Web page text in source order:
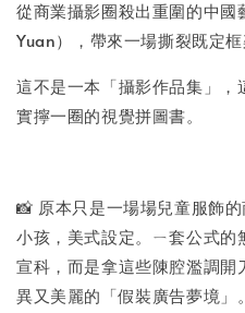
從商業攝影圈殺出重圍的中
Yuan），帶來一場撕裂既定框
這不是一本「攝影作品集」，
實擰一圈的視覺拼圖書。
📸 原本只是一場場兒童服飾
小孩，美式設定。ㄧ套公式
宣科，而是拿這些陳腔濫調
異又美麗的「假裝廣告夢境」。